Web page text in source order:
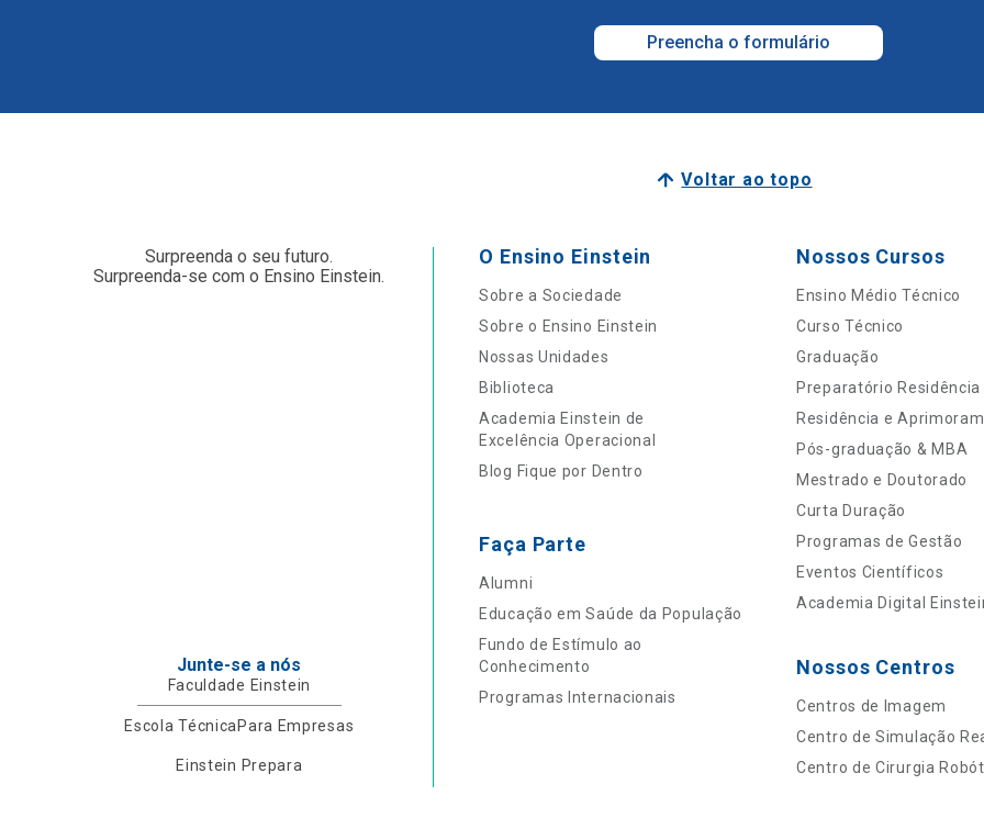
Preencha o formulário
Voltar ao topo
Surpreenda o seu futuro.
Surpreenda-se com o Ensino Einstein.
Junte-se a nós
Faculdade Einstein
Escola TécnicaPara Empresas
Einstein Prepara
O Ensino Einstein
Sobre a Sociedade
Sobre o Ensino Einstein
Nossas Unidades
Biblioteca
Academia Einstein de
Excelência Operacional
Blog Fique por Dentro
Faça Parte
Alumni
Educação em Saúde da População
Fundo de Estímulo ao
Conhecimento
Programas Internacionais
Nossos Cursos
Ensino Médio Técnico
Curso Técnico
Graduação
Preparatório Residência
Residência e
Pós-graduação & MBA
Mestrado e Doutorado
Curta Duração
Programas de Gestão
Eventos Científicos
Academia Digital
Nossos Centros
Centros de Imagem
Centro de Simulação
Centro de Cirurgia